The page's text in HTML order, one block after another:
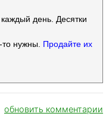
день. Десятки
нужны. Продайте их
обновить комментарии